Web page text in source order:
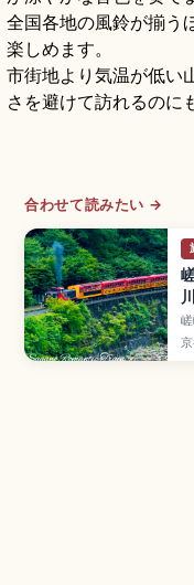
全国各地の風鈴が揃う
楽しめます。
市街地より気温が低い
さを避けて訪れるのに
合わせて読みたい →